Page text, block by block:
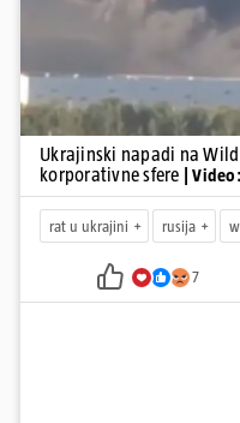
Ukrajinski napadi na
korporativne sfere
|
rat u ukrajini rusija
7